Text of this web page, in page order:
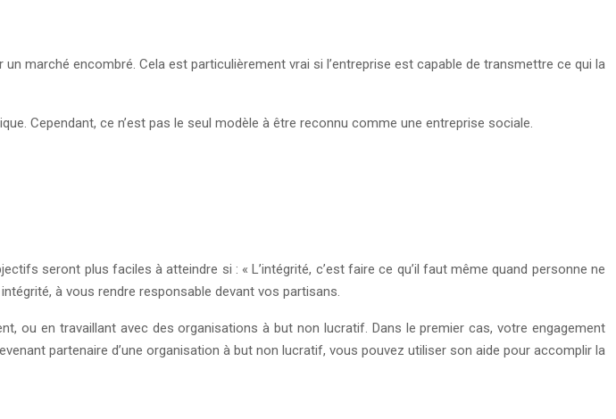
marché encombré. Cela est particulièrement vrai si l’entreprise est capable de transmettre ce qui la
Cependant, ce n’est pas le seul modèle à être reconnu comme une entreprise sociale.
seront plus faciles à atteindre si : « L’intégrité, c’est faire ce qu’il faut même quand personne ne
à vous rendre responsable devant vos partisans.
ou en travaillant avec des organisations à but non lucratif. Dans le premier cas, votre engagement
partenaire d’une organisation à but non lucratif, vous pouvez utiliser son aide pour accomplir la